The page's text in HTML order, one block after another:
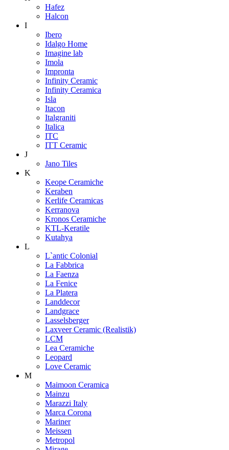
Hafez
Halcon
I
Ibero
Idalgo Home
Imagine lab
Imola
Impronta
Infinity Ceramic
Infinity Ceramica
Isla
Itacon
Italgraniti
Italica
ITC
ITT Ceramic
J
Jano Tiles
K
Keope Ceramiche
Keraben
Kerlife Ceramicas
Kerranova
Kronos Ceramiche
KTL-Keratile
Kutahya
L
L`antic Colonial
La Fabbrica
La Faenza
La Fenice
La Platera
Landdecor
Landgrace
Lasselsberger
Laxveer Ceramic (Realistik)
LCM
Lea Ceramiche
Leopard
Love Ceramic
M
Maimoon Ceramica
Mainzu
Marazzi Italy
Marca Corona
Mariner
Meissen
Metropol